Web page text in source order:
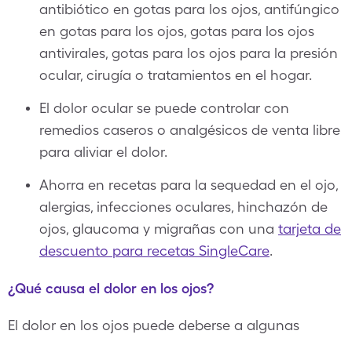
antibiótico en gotas para los ojos, antifúngico
en gotas para los ojos, gotas para los ojos
antivirales, gotas para los ojos para la presión
ocular, cirugía o tratamientos en el hogar.
El dolor ocular se puede controlar con
remedios caseros o analgésicos de venta libre
para aliviar el dolor.
Ahorra en recetas para la sequedad en el ojo,
alergias, infecciones oculares, hinchazón de
ojos, glaucoma y migrañas con una tarjeta de
descuento para recetas SingleCare.
¿Qué causa el dolor en los ojos?
El dolor en los ojos puede deberse a algunas